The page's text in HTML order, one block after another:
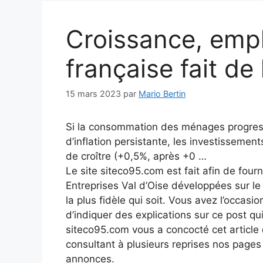
Croissance,
française fait de
15 mars 2023 par Mario Bertin
Si la consommation des ménages
d’inflation persistante, les
de croître (+0,5%, après +0 …
Le site siteco95.com est fait afin de
Entreprises Val d’Oise développées sur
la plus fidèle qui soit. Vous avez
d’indiquer des explications sur ce post
siteco95.com vous a concocté cet article
consultant à plusieurs reprises nos
annonces.